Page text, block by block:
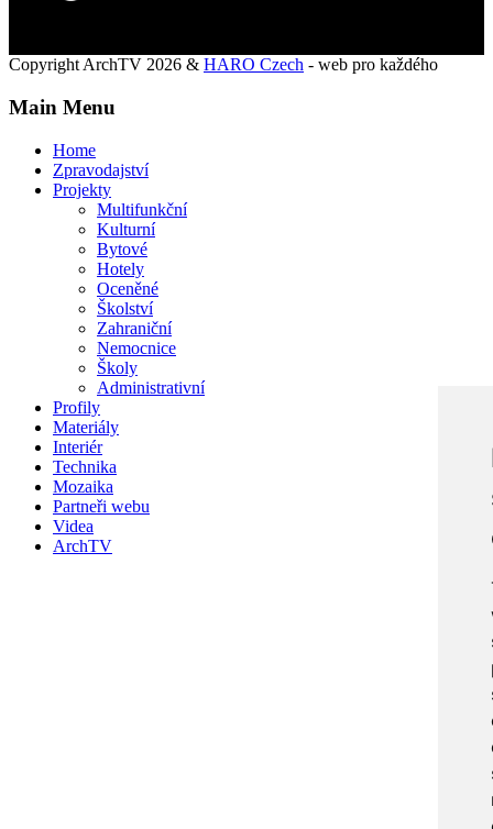
Copyright ArchTV 2026 & HARO Czech - web pro každého
Main Menu
Home
Zpravodajství
Projekty
Multifunkční
Kulturní
Bytové
Hotely
Oceněné
Školství
Zahraniční
Nemocnice
Školy
Administrativní
Profily
Materiály
Interiér
Technika
Mozaika
Partneři webu
Videa
ArchTV